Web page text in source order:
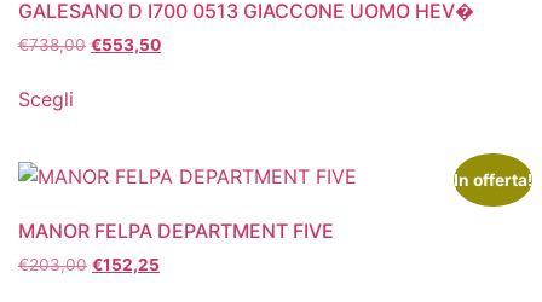
GALESANO D I700 0513 GIACCONE UOMO HEV�
€738,00 €553,50
Scegli
In offerta!
MANOR FELPA DEPARTMENT FIVE
€203,00 €152,25